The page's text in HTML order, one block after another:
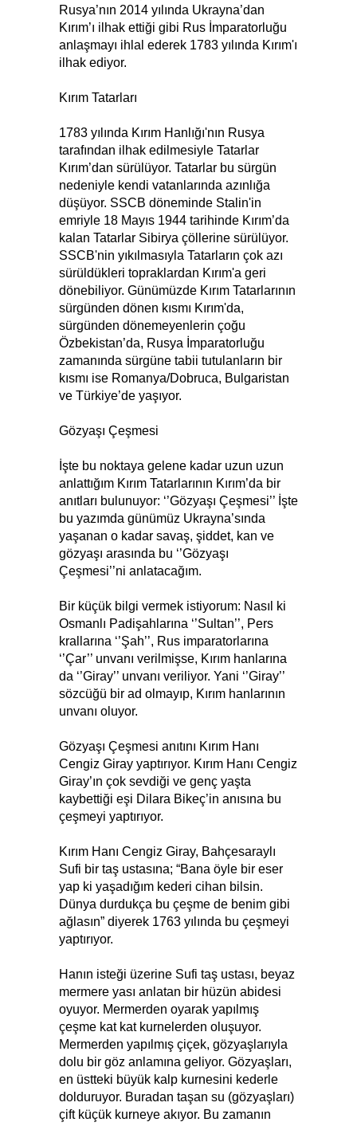
Rusya’nın 2014 yılında Ukrayna’dan
Kırım’ı ilhak ettiği gibi Rus İmparatorluğu
anlaşmayı ihlal ederek 1783 yılında Kırım'ı
ilhak ediyor.
Kırım Tatarları
1783 yılında Kırım Hanlığı'nın Rusya
tarafından ilhak edilmesiyle Tatarlar
Kırım’dan sürülüyor. Tatarlar bu sürgün
nedeniyle kendi vatanlarında azınlığa
düşüyor. SSCB döneminde Stalin'in
emriyle 18 Mayıs 1944 tarihinde Kırım’da
kalan Tatarlar Sibirya çöllerine sürülüyor.
SSCB'nin yıkılmasıyla Tatarların çok azı
sürüldükleri topraklardan Kırım'a geri
dönebiliyor. Günümüzde Kırım Tatarlarının
sürgünden dönen kısmı Kırım'da,
sürgünden dönemeyenlerin çoğu
Özbekistan’da, Rusya İmparatorluğu
zamanında sürgüne tabii tutulanların bir
kısmı ise Romanya/Dobruca, Bulgaristan
ve Türkiye’de yaşıyor.
Gözyaşı Çeşmesi
İşte bu noktaya gelene kadar uzun uzun
anlattığım Kırım Tatarlarının Kırım’da bir
anıtları bulunuyor: ‘’Gözyaşı Çeşmesi’’ İşte
bu yazımda günümüz Ukrayna’sında
yaşanan o kadar savaş, şiddet, kan ve
gözyaşı arasında bu ‘’Gözyaşı
Çeşmesi’’ni anlatacağım.
Bir küçük bilgi vermek istiyorum: Nasıl ki
Osmanlı Padişahlarına ‘’Sultan’’, Pers
krallarına ‘’Şah’’, Rus imparatorlarına
‘’Çar’’ unvanı verilmişse, Kırım hanlarına
da ‘’Giray’’ unvanı veriliyor. Yani ‘’Giray’’
sözcüğü bir ad olmayıp, Kırım hanlarının
unvanı oluyor.
Gözyaşı Çeşmesi anıtını Kırım Hanı
Cengiz Giray yaptırıyor. Kırım Hanı Cengiz
Giray’ın çok sevdiği ve genç yaşta
kaybettiği eşi Dilara Bikeç’in anısına bu
çeşmeyi yaptırıyor.
Kırım Hanı Cengiz Giray, Bahçesaraylı
Sufi bir taş ustasına; “Bana öyle bir eser
yap ki yaşadığım kederi cihan bilsin.
Dünya durdukça bu çeşme de benim gibi
ağlasın” diyerek 1763 yılında bu çeşmeyi
yaptırıyor.
Hanın isteği üzerine Sufi taş ustası, beyaz
mermere yası anlatan bir hüzün abidesi
oyuyor. Mermerden oyarak yapılmış
çeşme kat kat kurnelerden oluşuyor.
Mermerden yapılmış çiçek, gözyaşlarıyla
dolu bir göz anlamına geliyor. Gözyaşları,
en üstteki büyük kalp kurnesini kederle
dolduruyor. Buradan taşan su (gözyaşları)
çift küçük kurneye akıyor. Bu zamanın